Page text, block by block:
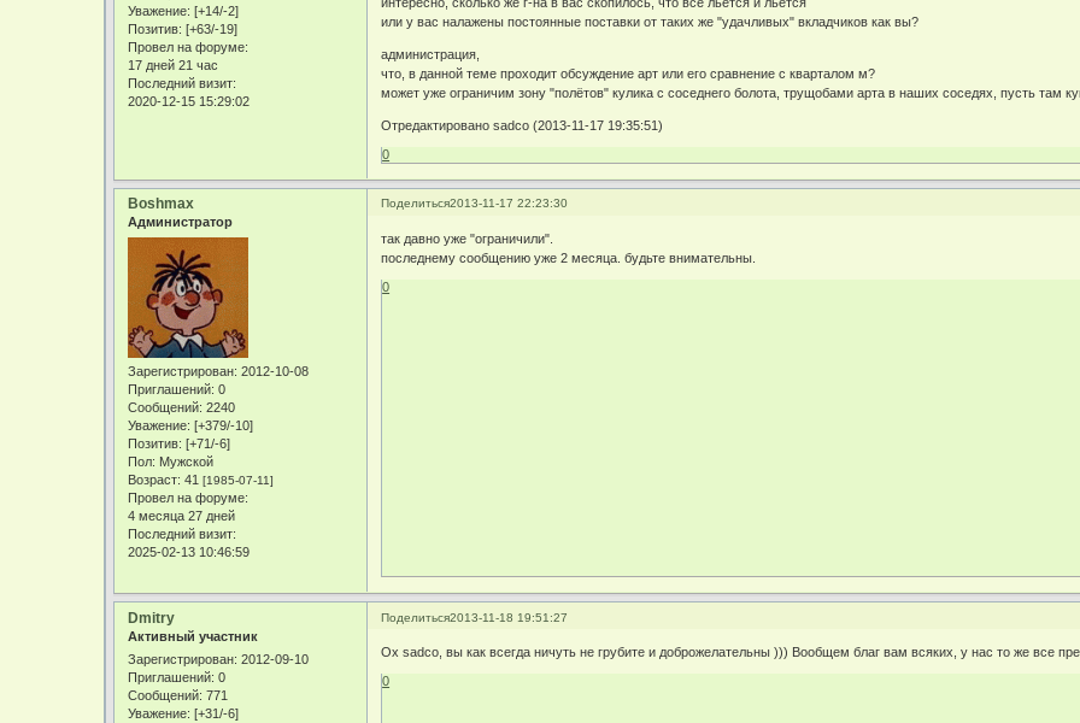
Уважение: [+14/-2]
Позитив: [+63/-19]
Провел на форуме:
17 дней 21 час
Последний визит:
2020-12-15 15:29:02
или у вас налажены постоянные поставки от таких же "удачливых" вкладчиков как вы?
администрация,
что, в данной теме проходит обсуждение арт или его сравнение с кварталом м?
может уже ограничим зону "полётов" кулика с соседнего болота, трущобами арта в наших соседях, пусть там
Отредактировано sadco (2013-11-17 19:35:51)
0
Поделиться2013-11-17 22:23:30
Boshmax
Администратор
Зарегистрирован: 2012-10-08
Приглашений: 0
Сообщений: 2240
Уважение: [+379/-10]
Позитив: [+71/-6]
Пол: Мужской
Возраст: 41[1985-07-11]
Провел на форуме:
4 месяца 27 дней
Последний визит:
2025-02-13 10:46:59
так давно уже "ограничили".
последнему сообщению уже 2 месяца. будьте внимательны.
0
Поделиться2013-11-18 19:51:27
Dmitry
Активный участник
Зарегистрирован: 2012-09-10
Приглашений: 0
Сообщений: 771
Уважение: [+31/-6]
Ох sadco, вы как всегда ничуть не грубите и доброжелательны ))) Вообщем благ вам всяких, у нас то же все
0